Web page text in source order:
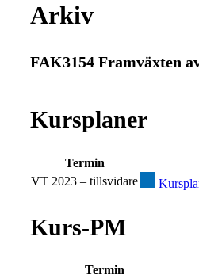
Arkiv
FAK3154 Framväxten
Kursplaner
Termin
VT 2023 – tillsvidare
Kurs-PM
Termin